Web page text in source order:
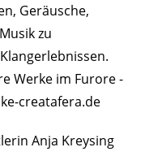
Geräusche,
zu
Werke im Furore -
creatafera.de
Anja Kreysing